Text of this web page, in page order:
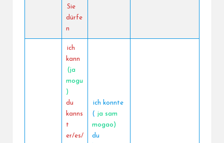
Sie
dürfe
n
ich
kann
(ja
mogu
)
du
kanns
t
er/es/
ich konnte
( ja sam
mogao)
du